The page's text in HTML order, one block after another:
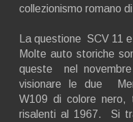
collezionismo romano
La questione SCV 11
Molte auto storiche
queste nel
visionare le due
W109 di colore
risalenti al 1967. Si